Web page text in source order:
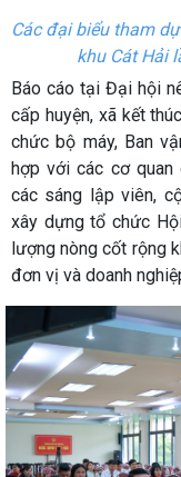
Các đại biểu tham
khu Cát Hải
Báo cáo tại Đại hội
cấp huyện, xã kết
chức bộ máy, Ban
hợp với các cơ
các sáng lập viên,
xây dựng tổ chức
lượng nòng cốt rộng
đơn vị và doanh